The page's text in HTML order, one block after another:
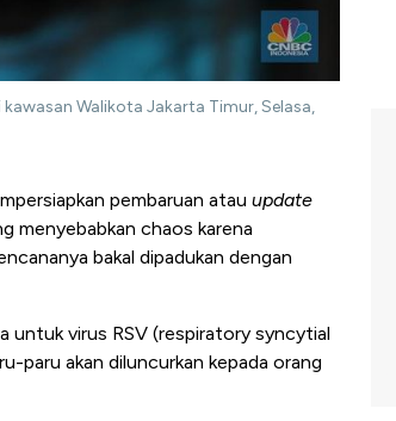
Walikota Jakarta Timur, Selasa,
pembaruan atau update
menyebabkan chaos karena
bakal dipadukan dengan
untuk virus RSV (respiratory syncytial
paru akan diluncurkan kepada orang